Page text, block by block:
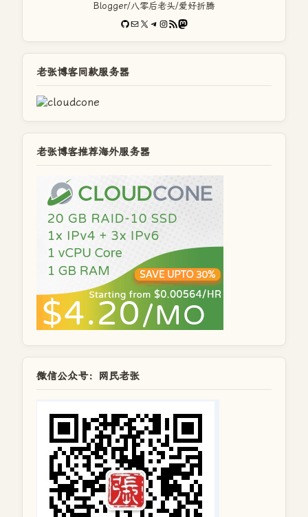
Blogger/八零后老头/爱好折腾
GitHub
电子邮件X Telegram
Instagram
RSS FeedMastodon
老张博客同款服务器
老张博客推荐海外服务器
微信公众号：网民老张